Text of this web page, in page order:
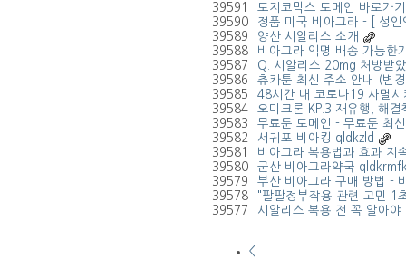
39591
도지코믹스 도메인 바로가
39590
정품 미국 비아그라 - [ 성인
39589
양산 시알리스 소개
39588
비아그라 익명 배송 가능한
39587
Q. 시알리스 20mg 처방받
39586
츄카툰 최신 주소 안내 (변
39585
48시간 내 코로나19 사멸
39584
오미크론 KP.3 재유행, 해
39583
무료툰 도메인 - 무료툰 최
39582
서귀포 비아킹 qldkzld
39581
비아그라 복용법과 효과 지
39580
군산 비아그라약국
39579
부산 비아그라 구매 방법 -
39578
"팔팔정부작용 관련 고민 1
39577
시알리스 복용 전 꼭 알아
<